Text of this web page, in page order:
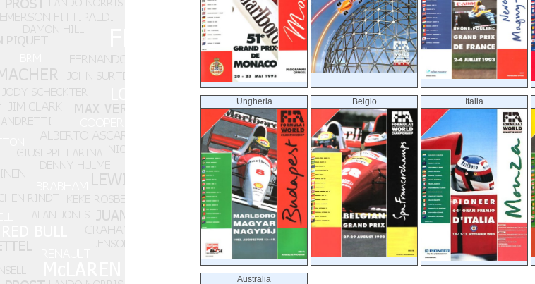
Ungheria Belgio Italia
Australia